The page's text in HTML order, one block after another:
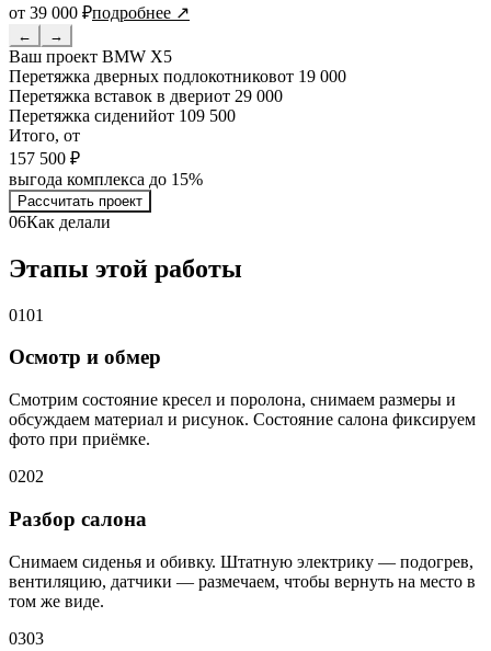
от 39 000 ₽подробнее ↗
← →
Ваш проект BMW X5
Перетяжка дверных подлокотниковот 19 000
Перетяжка вставок в двериот 29 000
Перетяжка сиденийот 109 500
Итого, от
157 500 ₽
выгода комплекса до 15%
Рассчитать проект
06Как делали
Этапы этой работы
0101
Осмотр и обмер
Смотрим состояние кресел и поролона, снимаем размеры и
обсуждаем материал и рисунок. Состояние салона фиксируем
фото при приёмке.
0202
Разбор салона
Снимаем сиденья и обивку. Штатную электрику — подогрев,
вентиляцию, датчики — размечаем, чтобы вернуть на место в
том же виде.
0303